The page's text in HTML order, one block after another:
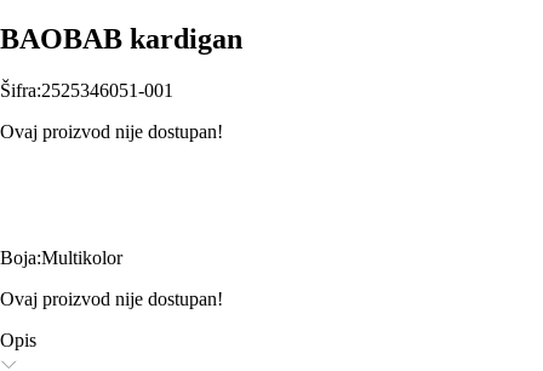
BAOBAB kardigan
Šifra:2525346051-001
Ovaj proizvod nije dostupan!
Boja:Multikolor
Ovaj proizvod nije dostupan!
Opis